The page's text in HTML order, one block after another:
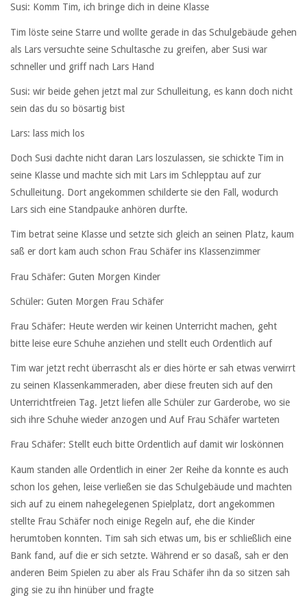
Susi: Komm Tim, ich bringe dich in deine Klasse
Tim löste seine Starre und wollte gerade in das Schulgebäude gehen
als Lars versuchte seine Schultasche zu greifen, aber Susi war
schneller und griff nach Lars Hand
Susi: wir beide gehen jetzt mal zur Schulleitung, es kann doch nicht
sein das du so bösartig bist
Lars: lass mich los
Doch Susi dachte nicht daran Lars loszulassen, sie schickte Tim in
seine Klasse und machte sich mit Lars im Schlepptau auf zur
Schulleitung. Dort angekommen schilderte sie den Fall, wodurch
Lars sich eine Standpauke anhören durfte.
Tim betrat seine Klasse und setzte sich gleich an seinen Platz, kaum
saß er dort kam auch schon Frau Schäfer ins Klassenzimmer
Frau Schäfer: Guten Morgen Kinder
Schüler: Guten Morgen Frau Schäfer
Frau Schäfer: Heute werden wir keinen Unterricht machen, geht
bitte leise eure Schuhe anziehen und stellt euch Ordentlich auf
Tim war jetzt recht überrascht als er dies hörte er sah etwas verwirrt
zu seinen Klassenkammeraden, aber diese freuten sich auf den
Unterrichtfreien Tag. Jetzt liefen alle Schüler zur Garderobe, wo sie
sich ihre Schuhe wieder anzogen und Auf Frau Schäfer warteten
Frau Schäfer: Stellt euch bitte Ordentlich auf damit wir loskönnen
Kaum standen alle Ordentlich in einer 2er Reihe da konnte es auch
schon los gehen, leise verließen sie das Schulgebäude und machten
sich auf zu einem nahegelegenen Spielplatz, dort angekommen
stellte Frau Schäfer noch einige Regeln auf, ehe die Kinder
herumtoben konnten. Tim sah sich etwas um, bis er schließlich eine
Bank fand, auf die er sich setzte. Während er so dasaß, sah er den
anderen Beim Spielen zu aber als Frau Schäfer ihn da so sitzen sah
ging sie zu ihn hinüber und fragte